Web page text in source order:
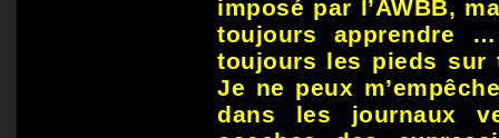
imposé par l’AWBB,
toujours apprendre
toujours les pieds sur
Je ne peux
dans les journaux